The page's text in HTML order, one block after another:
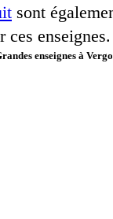
sont
ces enseignes.
enseignes à